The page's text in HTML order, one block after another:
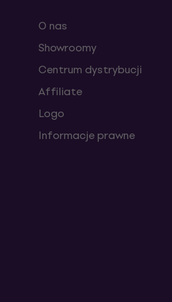
O nas
Showroomy
Centrum dystrybucji
Affiliate
Logo
Informacje prawne